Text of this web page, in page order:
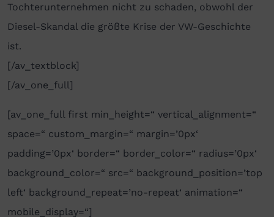
Tochterunternehmen nicht zu schaden, obwohl der
Diesel-Skandal die größte Krise der VW-Geschichte
ist.
[/av_textblock]
[/av_one_full]
[av_one_full first min_height=“ vertical_alignment=“
space=“ custom_margin=“ margin=’0px‘
padding=’0px‘ border=“ border_color=“ radius=’0px‘
background_color=“ src=“ background_position=’top
left‘ background_repeat=’no-repeat‘ animation=“
mobile_display=“]